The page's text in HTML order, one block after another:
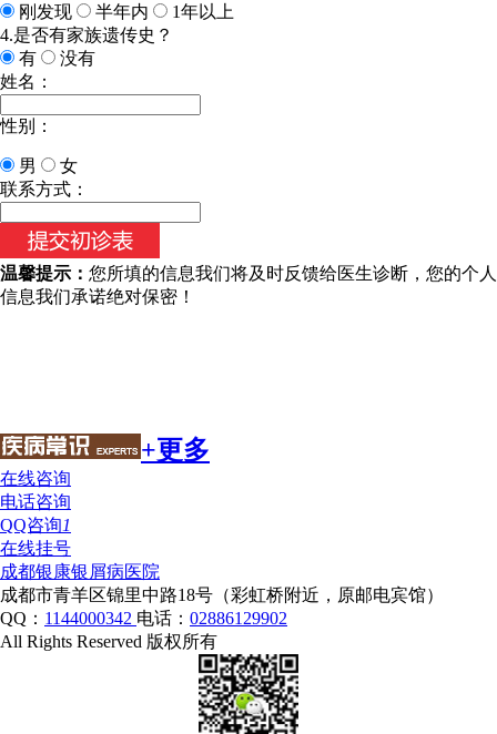
刚发现
半年内
1年以上
4.是否有家族遗传史？
有
没有
姓名：
性别：
男
女
联系方式：
温馨提示： 您所填的信息我们将及时反馈给医生诊断，您的个人
信息我们承诺绝对保密！
+更多
在线咨询
电话咨询
QQ咨询1
在线挂号
成都银康银屑病医院
成都市青羊区锦里中路18号（彩虹桥附近，原邮电宾馆）
QQ： 1144000342 电话： 02886129902
All Rights Reserved 版权所有